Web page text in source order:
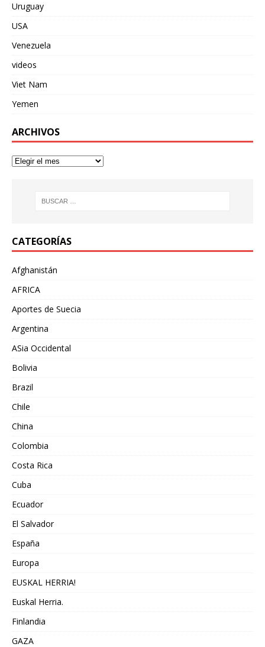
Uruguay
USA
Venezuela
videos
Viet Nam
Yemen
ARCHIVOS
CATEGORÍAS
Afghanistán
AFRICA
Aportes de Suecia
Argentina
ASia Occidental
Bolivia
Brazil
Chile
China
Colombia
Costa Rica
Cuba
Ecuador
El Salvador
España
Europa
EUSKAL HERRIA!
Euskal Herria.
Finlandia
GAZA